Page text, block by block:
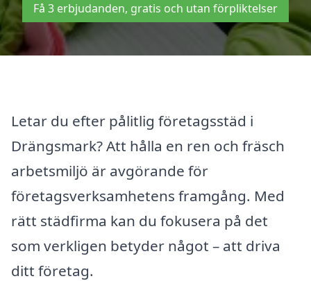
Få 3 erbjudanden, gratis och utan förpliktelser
Letar du efter pålitlig företagsstäd i
Drängsmark? Att hålla en ren och fräsch
arbetsmiljö är avgörande för
företagsverksamhetens framgång. Med
rätt städfirma kan du fokusera på det
som verkligen betyder något – att driva
ditt företag.